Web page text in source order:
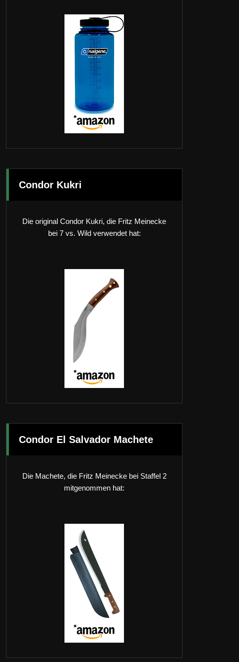
Condor Kukri
Die original Condor Kukri, die Fritz Meinecke
bei 7 vs. Wild verwendet hat:
Condor El Salvador Machete
Die Machete, die Fritz Meinecke bei Staffel 2
mitgenommen hat: